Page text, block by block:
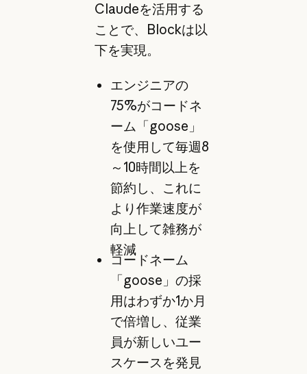
Claudeを活用する
ことで、Blockは以
下を実現。
エンジニアの
75%がコードネ
ーム「goose」
を使用して毎週8
～10時間以上を
節約し、これに
より作業速度が
向上して雑務が
軽減
コードネーム
「goose」の採
用はわずか1か月
で倍増し、従業
員が新しいユー
スケースを発見